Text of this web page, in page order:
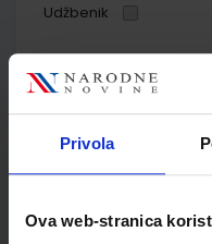
Privola
Ova web-stranica
Udžbenik
VREMEPLOV 7; udžbenik
Autor(i):Igor Despot
Nakladnik:PROFIL KLETT d.o.o.
SKU:567419
ŠIFRA OMOTA: 500159